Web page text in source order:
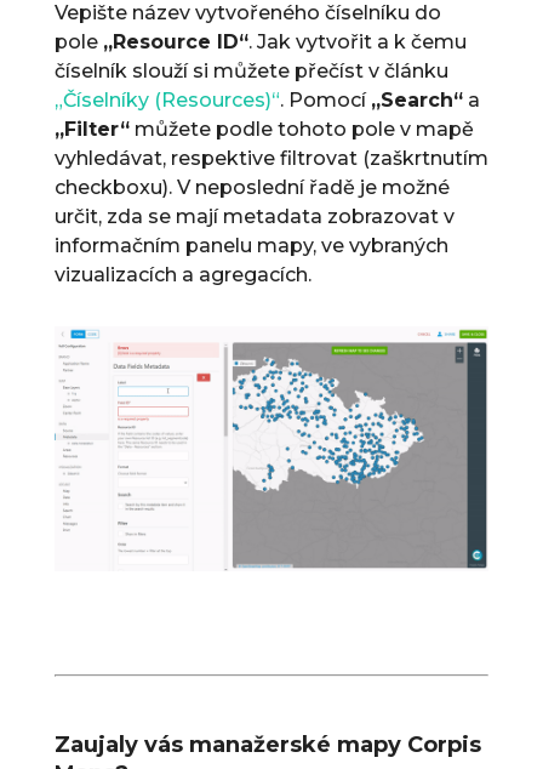
Vepište název vytvořeného číselníku do
pole „Resource ID“. Jak vytvořit a k čemu
číselník slouží si můžete přečíst v článku
„Číselníky (Resources)“. Pomocí „Search“a
„Filter“můžete podle tohoto pole v mapě
vyhledávat, respektive filtrovat (zaškrtnutím
checkboxu). V neposlední řadě je možné
určit, zda se mají metadata zobrazovat v
informačním panelu mapy, ve vybraných
vizualizacích a agregacích.
Zaujaly vás manažerské mapy Corpis